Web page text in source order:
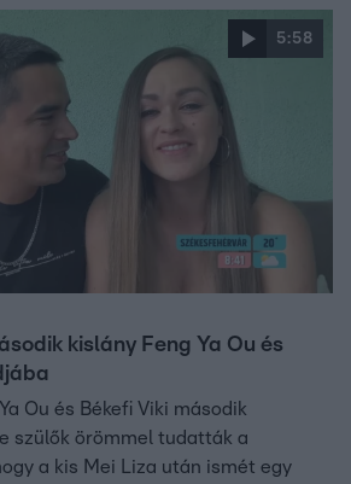
5:58
kislány Feng Ya Ou és
Ou és Békefi Viki második
szülők örömmel tudatták a
a kis Mei Liza után ismét egy